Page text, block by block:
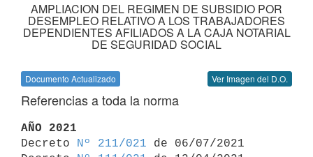
AMPLIACION DEL REGIMEN DE SUBSIDIO POR
DESEMPLEO RELATIVO A LOS TRABAJADORES
DEPENDIENTES AFILIADOS A LA CAJA NOTARIAL
DE SEGURIDAD SOCIAL
Documento Actualizado Ver Imagen del D.O.
Referencias a toda la norma
AÑO 2021
Decreto
Nº 211/021 de 06/07/2021